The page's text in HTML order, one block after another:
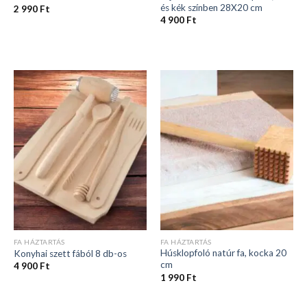
2 990 Ft
és kék színben 28X20 cm
4 900 Ft
FA HÁZTARTÁS
Konyhai szett fából 8 db-os
4 900 Ft
FA HÁZTARTÁS
Húsklopfoló natúr fa, kocka 20
cm
1 990 Ft